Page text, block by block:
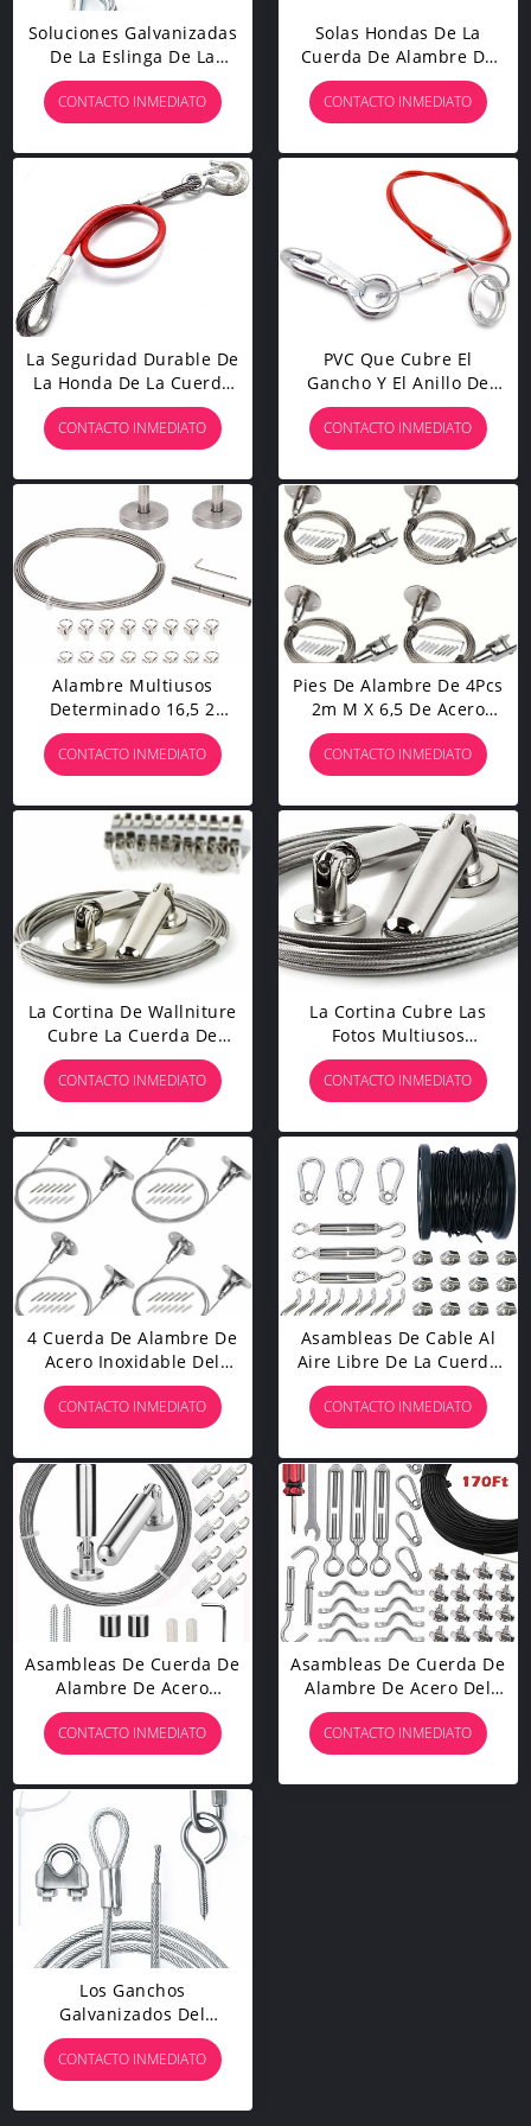
Soluciones Galvanizadas
De La Eslinga De La
Cuerda De Alambre Para
El Equipo Industrial De
Los Remolques
CONTACTO INMEDIATO
Solas Hondas De La
Cuerda De Alambre De
Acero Inoxidable De La
Pierna Con El Gancho
Del Cierre PARA La
Remolque Del Remolque
CONTACTO INMEDIATO
La Seguridad Durable De
La Honda De La Cuerda
De Alambre De Acero
Presionó La Cuerda De
Alambre De Elevación
Del Coche De La Grúa De
La Remolque Del Cable
De Alambre
CONTACTO INMEDIATO
PVC Que Cubre El
Gancho Y El Anillo De
Acero De Elevación De
Assemblied De La Honda
Del Cable Del Alambre
Inoxidable
CONTACTO INMEDIATO
Alambre Multiusos
Determinado 16,5 2
Piecesy De Montaje Del
Acero Inoxidable De La
Cuerda De Alambre De
La Cortina
CONTACTO INMEDIATO
Pies De Alambre De 4Pcs
2m M X 6,5 De Acero
Inoxidable De La Cuerda
Con La Asamblea De La
Chaqueta Del Plástico
Protector
CONTACTO INMEDIATO
La Cortina De Wallniture
Cubre La Cuerda De
Alambre De Acero
Inoxidable Fijada Con 24
Clips Multiusos
CONTACTO INMEDIATO
La Cortina Cubre Las
Fotos Multiusos
Determinadas De La
Caída Del Sistema Del
Reemplazo De La Cuerda
De Alambre
CONTACTO INMEDIATO
4 Cuerda De Alambre De
Acero Inoxidable Del
Equipo De Cables De La
Suspensión De Las PC
4m M Para La Pintura De
La Cartelera
CONTACTO INMEDIATO
Asambleas De Cable Al
Aire Libre De La Cuerda
De Alambre Del Equipo
De La Suspensión De La
Secuencia Longitud De
150 Pies
CONTACTO INMEDIATO
Asambleas De Cuerda De
Alambre De Acero
Inoxidable De La Cortina
De Ventana De 5 Metros
Con 20 Clips
CONTACTO INMEDIATO
Asambleas De Cuerda De
Alambre De Acero Del
170Ft Para La
Suspensión Interior Y Al
Aire Libre De La Luz De
La Secuencia
CONTACTO INMEDIATO
Los Ganchos
Galvanizados Del
Tornillo De La
Encrespadura Del
Alambre De Los
Torniquetes De Los
CONTACTO INMEDIATO